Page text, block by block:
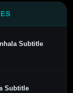
Subtitle
Subtitle